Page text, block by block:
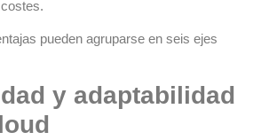
pueden agruparse en seis ejes
y adaptabilidad